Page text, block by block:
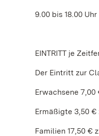
9.00 bis 18.00 Uhr
EINTRITT je
Der Eintritt zur
Erwachsene
Ermäßigte 3,50
Familien 17,50 €